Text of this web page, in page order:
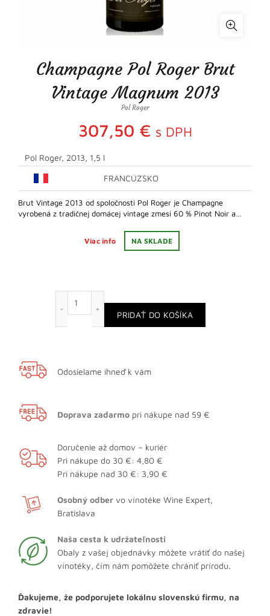
Champagne Pol Roger Brut
Vintage Magnum 2013
Pol Roger
307,50 € s DPH
Pol Roger, 2013, 1,5 l
FRANCÚZSKO
Brut Vintage 2013 od spoločnosti Pol Roger je Champagne
vyrobená z tradičnej domácej vintage zmesi 60 % Pinot Noir a…
Viac info NA SKLADE
PRIDAŤ DO KOŠÍKA
Odosielame ihneď k vám
Doprava zadarmo pri nákupe nad 59 €
Doručenie až domov – kuriér
Pri nákupe do 30 €: 4,80 €
Pri nákupe nad 30 €: 3,90 €
Osobný odber vo vínotéke Wine Expert,
Bratislava
Naša cesta k udržateľnosti
Obaly z vašej objednávky môžete vrátiť do našej
vínotéky, čím nám pomôžete chrániť prírodu.
Ďakujeme, že podporujete lokálnu slovenskú firmu, na
zdravie!